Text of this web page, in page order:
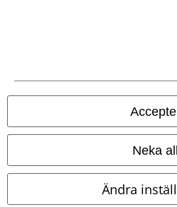
Neka
Ändra
Våra onlinebutiker
EMP International